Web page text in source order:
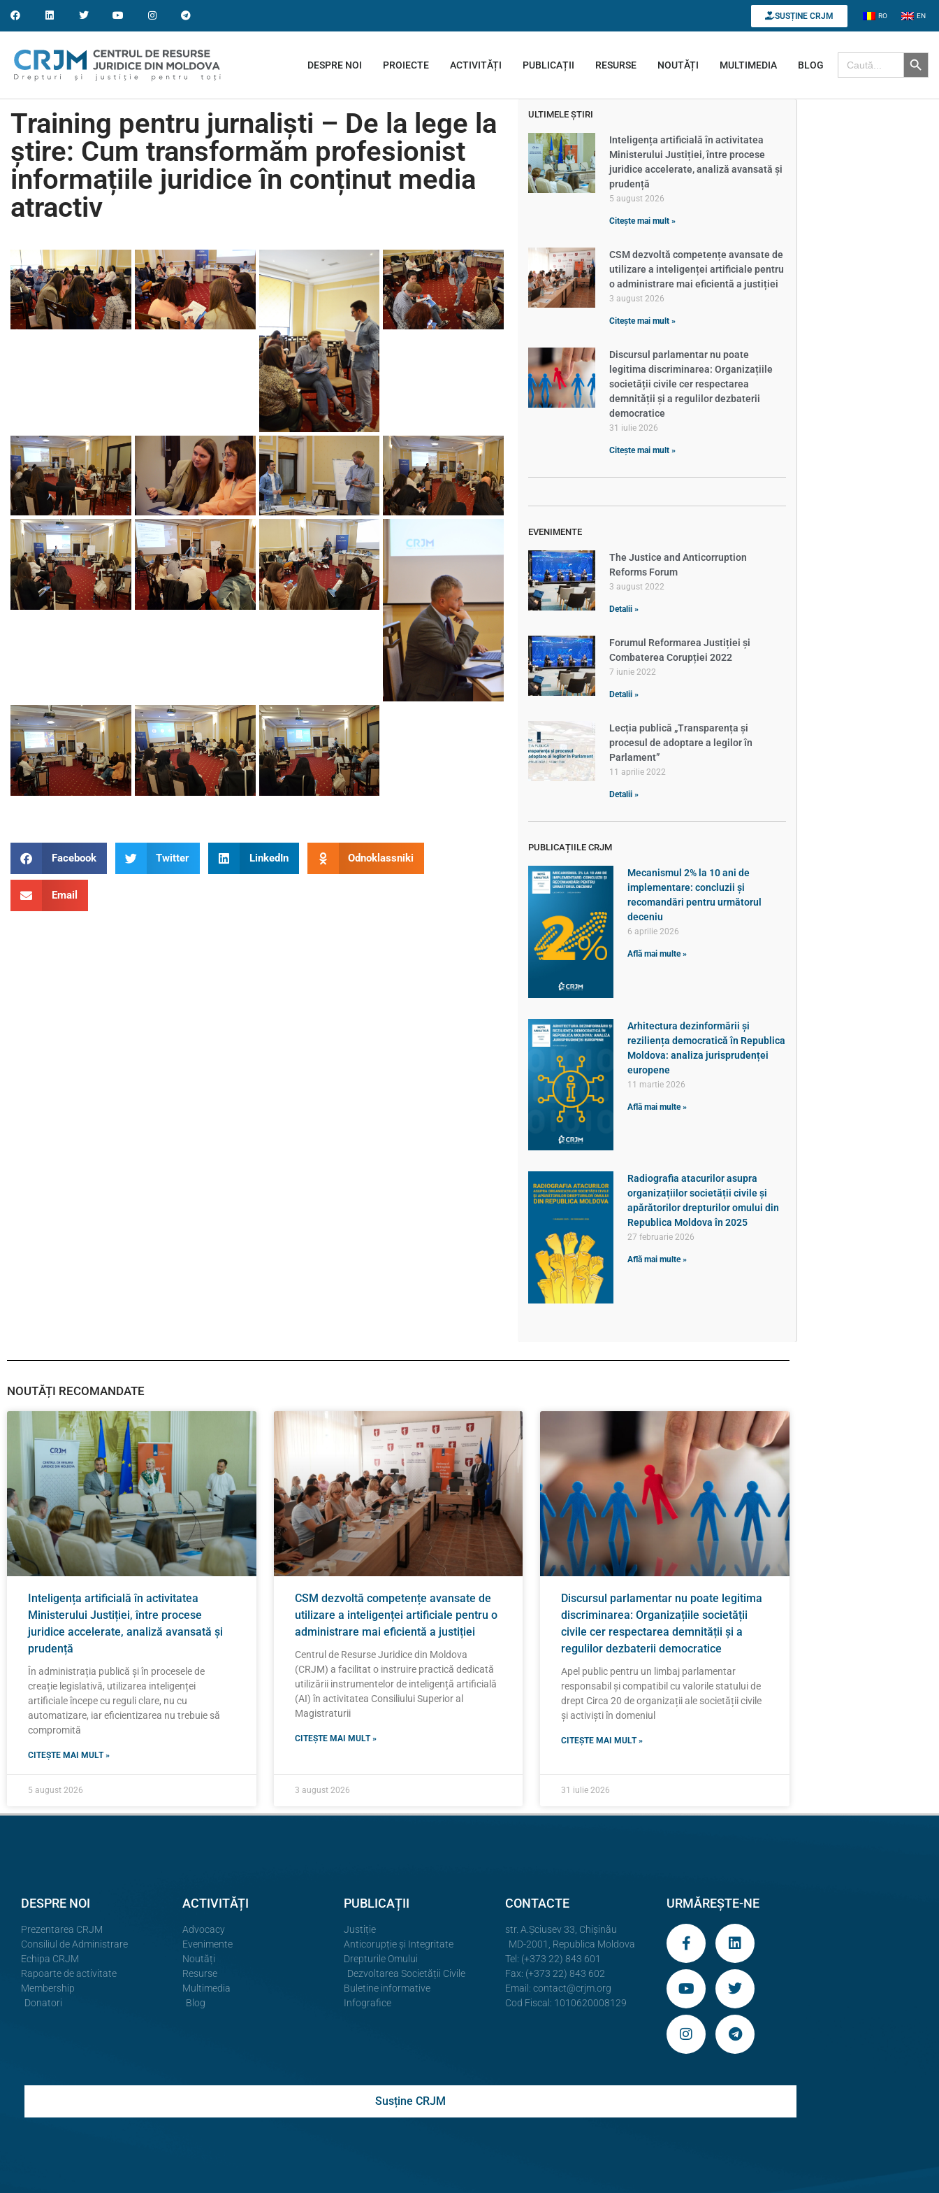
SUSȚINE CRJM RO EN
DESPRE NOI PROIECTE ACTIVITĂȚI PUBLICAȚII RESURSE NOUTĂȚI MULTIMEDIA BLOG
Search for: Search
Training pentru jurnaliști – De la lege la
știre: Cum transformăm profesionist
informațiile juridice în conținut media
atractiv
Facebook Twitter LinkedIn Odnoklassniki
Email
ULTIMELE ȘTIRI
Inteligența artificială în activitatea
Ministerului Justiției, între procese
juridice accelerate, analiză avansată și
prudență
5 august 2026
Citește mai mult »
CSM dezvoltă competențe avansate de
utilizare a inteligenței artificiale pentru
o administrare mai eficientă a justiției
3 august 2026
Citește mai mult »
Discursul parlamentar nu poate
legitima discriminarea: Organizațiile
societății civile cer respectarea
demnității și a regulilor dezbaterii
democratice
31 iulie 2026
Citește mai mult »
EVENIMENTE
The Justice and Anticorruption
Reforms Forum
3 august 2022
Detalii »
Forumul Reformarea Justiției și
Combaterea Corupției 2022
7 iunie 2022
Detalii »
Lecția publică „Transparența și
procesul de adoptare a legilor în
Parlament”
11 aprilie 2022
Detalii »
PUBLICAȚIILE CRJM
Mecanismul 2% la 10 ani de
implementare: concluzii și
recomandări pentru următorul
deceniu
6 aprilie 2026
Află mai multe »
Arhitectura dezinformării și
reziliența democratică în Republica
Moldova: analiza jurisprudenței
europene
11 martie 2026
Află mai multe »
Radiografia atacurilor asupra
organizațiilor societății civile și
apărătorilor drepturilor omului din
Republica Moldova în 2025
27 februarie 2026
Află mai multe »
NOUTĂȚI RECOMANDATE
Inteligența artificială în activitatea
Ministerului Justiției, între procese
juridice accelerate, analiză avansată și
prudență
În administrația publică și în procesele de
creație legislativă, utilizarea inteligenței
artificiale începe cu reguli clare, nu cu
automatizare, iar eficientizarea nu trebuie să
compromită
CITEȘTE MAI MULT »
5 august 2026
CSM dezvoltă competențe avansate de
utilizare a inteligenței artificiale pentru o
administrare mai eficientă a justiției
Centrul de Resurse Juridice din Moldova
(CRJM) a facilitat o instruire practică dedicată
utilizării instrumentelor de inteligență artificială
(AI) în activitatea Consiliului Superior al
Magistraturii
CITEȘTE MAI MULT »
3 august 2026
Discursul parlamentar nu poate legitima
discriminarea: Organizațiile societății
civile cer respectarea demnității și a
regulilor dezbaterii democratice
Apel public pentru un limbaj parlamentar
responsabil și compatibil cu valorile statului de
drept Circa 20 de organizații ale societății civile
și activiști în domeniul
CITEȘTE MAI MULT »
31 iulie 2026
DESPRE NOI
Prezentarea CRJM
Consiliul de Administrare
Echipa CRJM
Rapoarte de activitate
Membership
Donatori
ACTIVITĂȚI
Advocacy
Evenimente
Noutăți
Resurse
Multimedia
Blog
PUBLICAȚII
Justiție
Anticorupție și Integritate
Drepturile Omului
Dezvoltarea Societății Civile
Buletine informative
Infografice
CONTACTE
str. A.Şciusev 33, Chișinău
MD-2001, Republica Moldova
Tel: (+373 22) 843 601
Fax: (+373 22) 843 602
Email: contact@crjm.org
Cod Fiscal: 1010620008129
URMĂREȘTE-NE
Susține CRJM